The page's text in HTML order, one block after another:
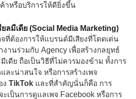
หรือบริการให้ดียิ่งขึ้น
ลมีเดีย (Social Media Marketing)
ที่ต้องการให้แบรนด์มีเสียงที่โดดเด่น
านร่วมกับ Agency เพื่อสร้างกลยุทธ์
เดีย ถือเป็นวิธีที่ไม่ควรมองข้าม ทั้งการ
ละน่าสนใจ หรือการสร้างเพจ
ง TikTok และที่สำคัญนั่นก็คือ การ
เป็นการดูแลเพจ Facebook หรือการ